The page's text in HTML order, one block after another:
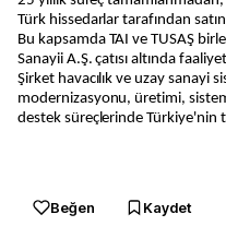
Türk hissedarlar tarafından
Bu kapsamda TAI ve TUSAŞ
Sanayii A.Ş. çatısı altında
Şirket havacılık ve uzay sanayi
modernizasyonu, üretimi,
destek süreçlerinde Türkiye'nin
Beğen Kaydet